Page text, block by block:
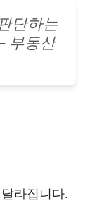
단하는
부동산
라집니다.